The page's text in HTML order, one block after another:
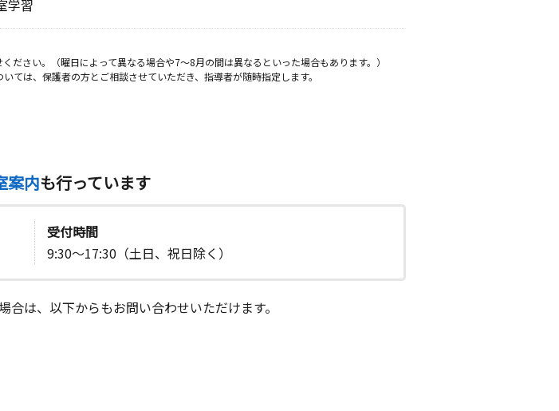
学習
さい。（曜日によって異なる場合や7～8月の間は異なるといった場合もあります。）
は、保護者の方とご相談させていただき、指導者が随時指定します。
案内も行っています
受付時間
9:30～17:30（土日、祝日除く）
は、以下からもお問い合わせいただけます。